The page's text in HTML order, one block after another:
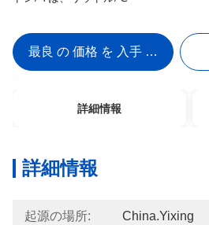
最良 の 価格 を 入手 する
詳細情報
詳細情報
起源の場所: China.Yixing